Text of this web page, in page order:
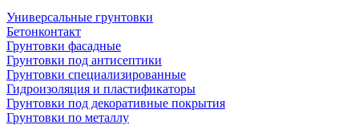
Универсальные грунтовки
Бетонконтакт
Грунтовки фасадные
Грунтовки под антисептики
Грунтовки специализированные
Гидроизоляция и пластификаторы
Грунтовки под декоративные покрытия
Грунтовки по металлу